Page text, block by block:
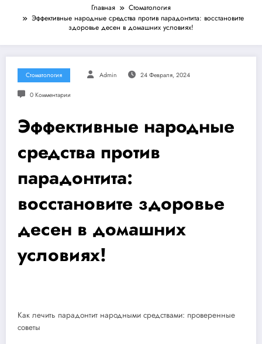
Главная
Стоматология
Эффективные народные средства против парадонтита: восстановите
здоровье десен в домашних условиях!
Стоматология Admin 24 Февраля, 2024
0 Комментарии
Эффективные народные
средства против
парадонтита:
восстановите здоровье
десен в домашних
условиях!
Как лечить парадонтит народными средствами: проверенные
советы